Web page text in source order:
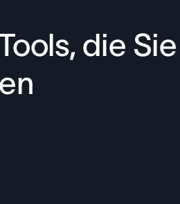
die Sie